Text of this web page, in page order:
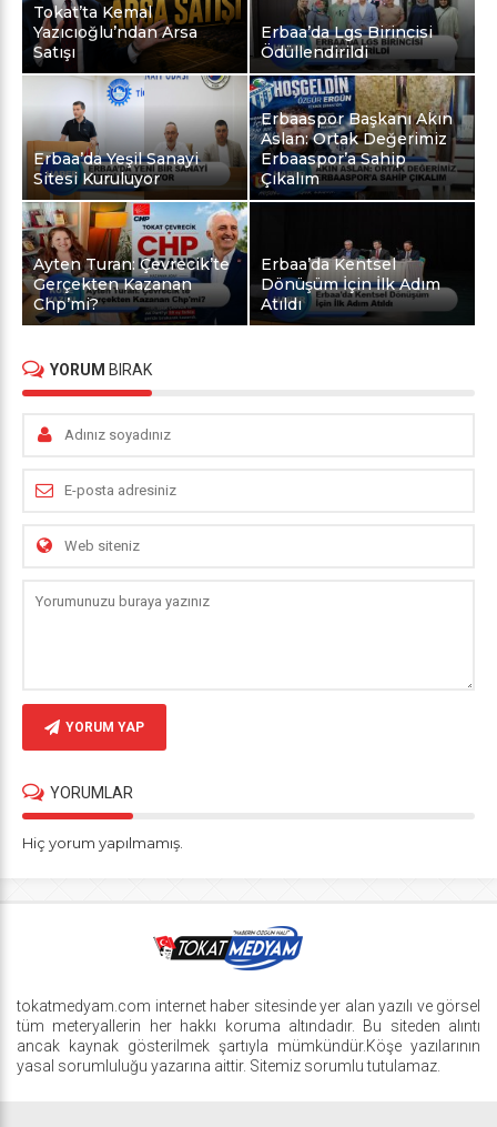
Tokat’ta Kemal
Yazıcıoğlu’ndan Arsa
Satışı
Erbaa’da Lgs Birincisi
Ödüllendirildi
Erbaa’da Yeşil Sanayi
Sitesi Kuruluyor
Erbaaspor Başkanı Akın
Aslan: Ortak Değerimiz
Erbaaspor’a Sahip
Çıkalım
Ayten Turan: Çevrecik’te
Gerçekten Kazanan
Chp’mi?
Erbaa’da Kentsel
Dönüşüm İçin İlk Adım
Atıldı
YORUM BIRAK
YORUM YAP
YORUMLAR
Hiç yorum yapılmamış.
tokatmedyam.com internet haber sitesinde yer alan yazılı ve görsel
tüm meteryallerin her hakkı koruma altındadır. Bu siteden alıntı
ancak kaynak gösterilmek şartıyla mümkündür.Köşe yazılarının
yasal sorumluluğu yazarına aittir. Sitemiz sorumlu tutulamaz.